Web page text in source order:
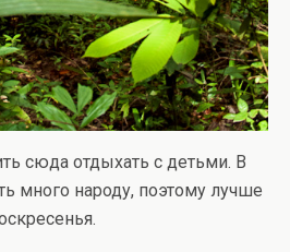
сюда отдыхать с детьми. В
много народу, поэтому лучше